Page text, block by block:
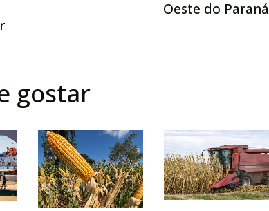
Oeste do Paraná
gostar